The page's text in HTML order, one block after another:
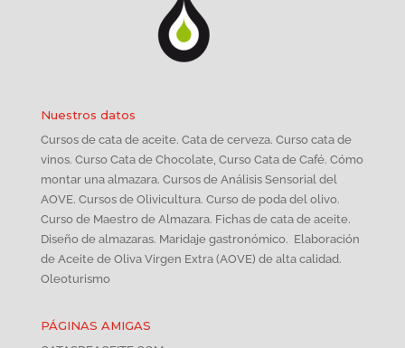
Nuestros datos
Cursos de cata de aceite. Cata de cerveza. Curso cata de
vinos. Curso Cata de Chocolate, Curso Cata de Café. Cómo
montar una almazara. Cursos de Análisis Sensorial del
AOVE. Cursos de Olivicultura. Curso de poda del olivo.
Curso de Maestro de Almazara. Fichas de cata de aceite.
Diseño de almazaras. Maridaje gastronómico. Elaboración
de Aceite de Oliva Virgen Extra (AOVE) de alta calidad.
Oleoturismo
PÁGINAS AMIGAS